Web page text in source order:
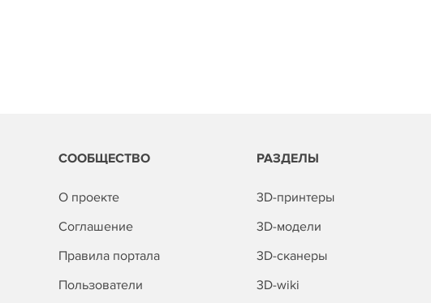
СООБЩЕСТВО
О проекте
Соглашение
Правила портала
Пользователи
РАЗДЕЛЫ
3D-принтеры
3D-модели
3D-сканеры
3D-wiki